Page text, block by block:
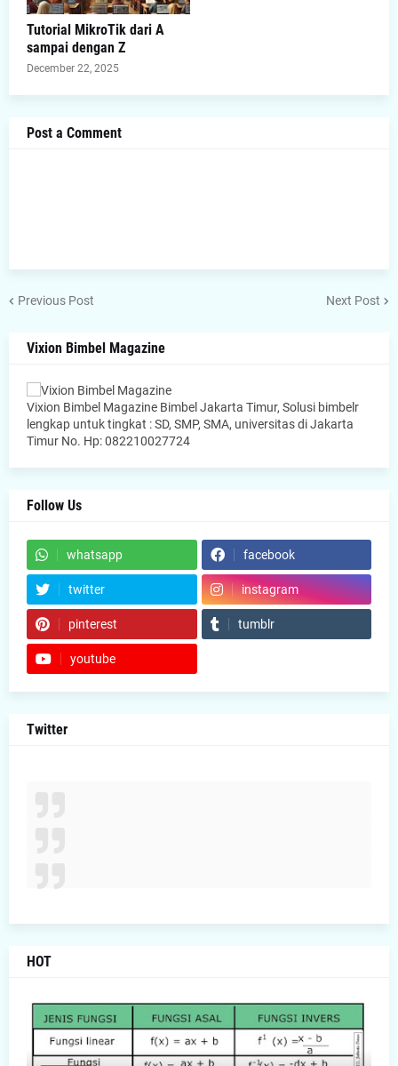
Tutorial MikroTik dari A
sampai dengan Z
December 22, 2025
Post a Comment
Previous Post Next Post
Vixion Bimbel Magazine
Vixion Bimbel Magazine Bimbel Jakarta Timur, Solusi bimbelr
lengkap untuk tingkat : SD, SMP, SMA, universitas di Jakarta
Timur No. Hp: 082210027724
Follow Us
whatsapp facebook
twitter instagram
pinterest tumblr
youtube
Twitter
HOT